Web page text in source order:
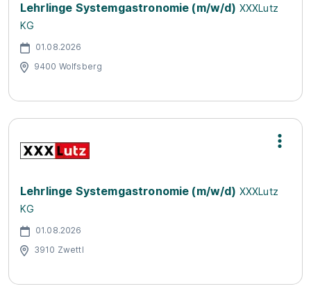
Lehrlinge Systemgastronomie (m/w/d) XXXLutz
KG
01.08.2026
9400 Wolfsberg
Lehrlinge Systemgastronomie (m/w/d) XXXLutz
KG
01.08.2026
3910 Zwettl